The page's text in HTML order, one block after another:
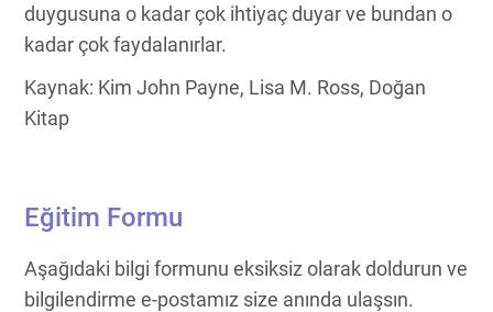
duygusuna o kadar çok ihtiyaç duyar ve bundan o
kadar çok faydalanırlar.
Kaynak: Kim John Payne, Lisa M. Ross, Doğan
Kitap
Eğitim Formu
Aşağıdaki bilgi formunu eksiksiz olarak doldurun ve
bilgilendirme e-postamız size anında ulaşsın.